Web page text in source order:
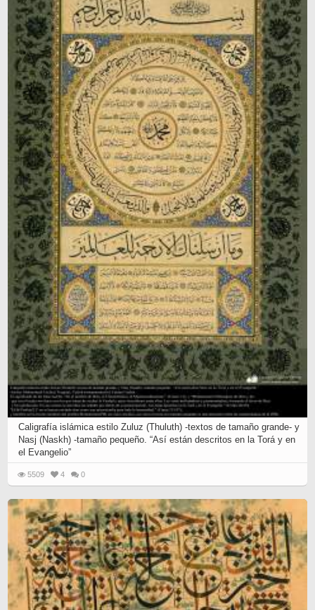
Caligrafía islámica estilo Zuluz (Thuluth) -textos de tamaño grande- y
Nasj (Naskh) -tamaño pequeño. “Así están descritos en la Torá y en
el Evangelio”
5509 4 0